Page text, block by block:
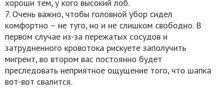
хороши тем, у кого высокий лоб.
7. Очень важно, чтобы головной убор сидел
комфортно – не туго, но и не слишком свободно. В
первом случае из-за пережатых сосудов и
затрудненного кровотока рискуете заполучить
мигрент, во втором вас постоянно будет
преследовать неприятное ощущение того, что шапка
вот-вот свалится.